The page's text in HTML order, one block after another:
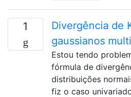
1
Divergência de
gaussianos
Estou tendo
fórmula de
distribuições
fiz o caso